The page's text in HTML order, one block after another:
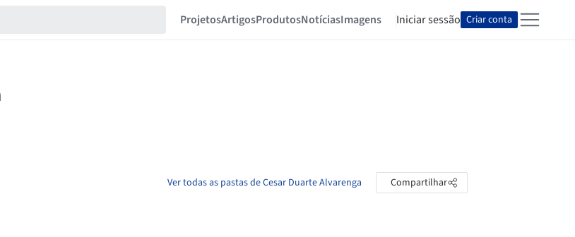
ProjetosArtigosProdutosNotíciasImagens Iniciar sessão Criar conta
Ver todas as pastas de Cesar Duarte Alvarenga Compartilhar